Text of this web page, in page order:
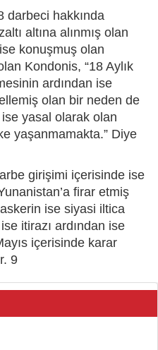
darbeci hakkında
altına alınmış olan
konuşmuş olan
Kondonis, “18 Aylık
ardından ise
olan bir neden de
yasal olarak olan
yaşanmamakta.” Diye
girişimi içerisinde ise
firar etmiş
ise siyasi iltica
itirazı ardından ise
içerisinde karar
9